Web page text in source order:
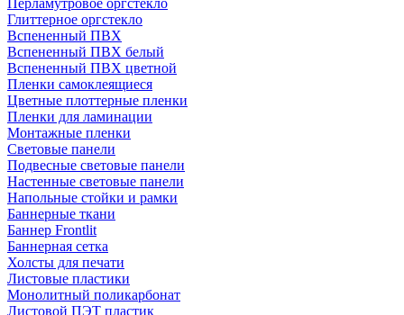
Перламутровое оргстекло
Глиттерное оргстекло
Вспененный ПВХ
Вспененный ПВХ белый
Вспененный ПВХ цветной
Пленки самоклеящиеся
Цветные плоттерные пленки
Пленки для ламинации
Монтажные пленки
Световые панели
Подвесные световые панели
Настенные световые панели
Напольные стойки и рамки
Баннерные ткани
Баннер Frontlit
Баннерная сетка
Холсты для печати
Листовые пластики
Монолитный поликарбонат
Листовой ПЭТ пластик